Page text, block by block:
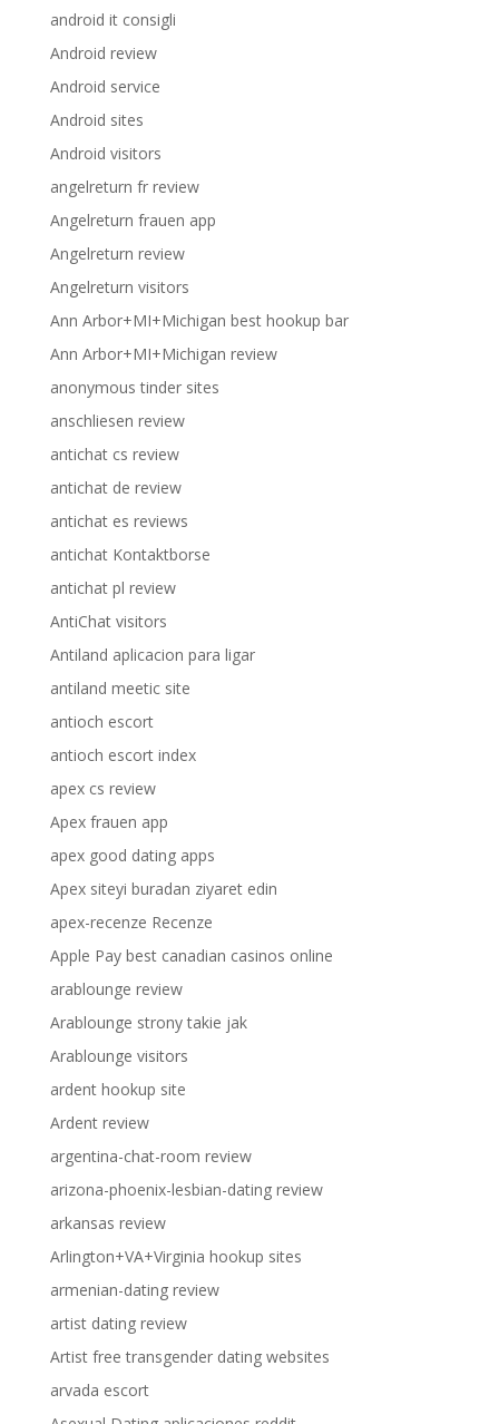
android it consigli
Android review
Android service
Android sites
Android visitors
angelreturn fr review
Angelreturn frauen app
Angelreturn review
Angelreturn visitors
Ann Arbor+MI+Michigan best hookup bar
Ann Arbor+MI+Michigan review
anonymous tinder sites
anschliesen review
antichat cs review
antichat de review
antichat es reviews
antichat Kontaktborse
antichat pl review
AntiChat visitors
Antiland aplicacion para ligar
antiland meetic site
antioch escort
antioch escort index
apex cs review
Apex frauen app
apex good dating apps
Apex siteyi buradan ziyaret edin
apex-recenze Recenze
Apple Pay best canadian casinos online
arablounge review
Arablounge strony takie jak
Arablounge visitors
ardent hookup site
Ardent review
argentina-chat-room review
arizona-phoenix-lesbian-dating review
arkansas review
Arlington+VA+Virginia hookup sites
armenian-dating review
artist dating review
Artist free transgender dating websites
arvada escort